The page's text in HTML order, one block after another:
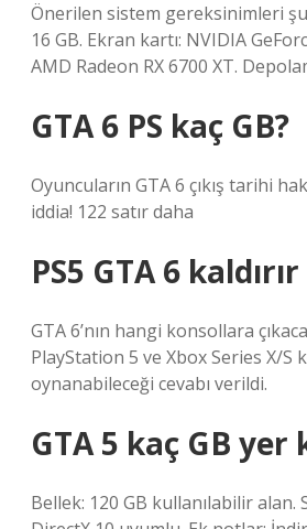
Önerilen sistem gereksinimleri
16 GB. Ekran kartı: NVIDIA
AMD Radeon RX 6700 XT.
GTA 6 PS kaç GB?
Oyuncuların GTA 6 çıkış tarihi
iddia! 122 satır daha
PS5 GTA 6 kaldırır
GTA 6’nın hangi konsollara
PlayStation 5 ve Xbox Series X/S
oynanabileceği cevabı verildi.
GTA 5 kaç GB yer
Bellek: 120 GB kullanılabilir alan.